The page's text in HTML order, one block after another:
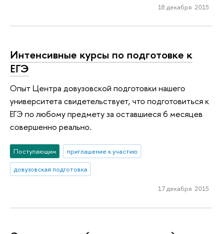
18 декабря 2015
Интенсивные курсы по подготовке к
ЕГЭ
Опыт Центра довузовской подготовки нашего
университета свидетельствует, что подготовиться к
ЕГЭ по любому предмету за оставшиеся 6 месяцев
совершенно реально.
Поступающим
приглашение к участию
довузовская подготовка
17 декабря 2015